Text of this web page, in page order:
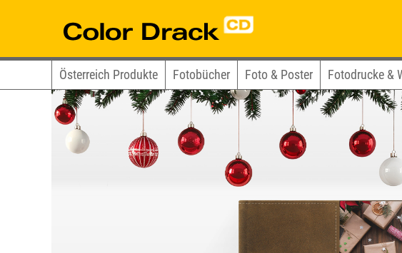
Österreich Produkte Fotobücher Foto & Poster Fotodrucke &